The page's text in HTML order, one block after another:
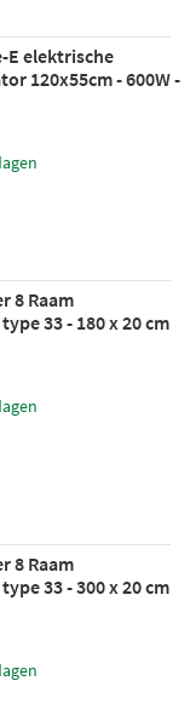
E elektrische
120x55cm - 600W -
8 Raam
33 - 180 x 20 cm
8 Raam
33 - 300 x 20 cm